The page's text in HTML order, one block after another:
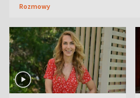
Rozmowy